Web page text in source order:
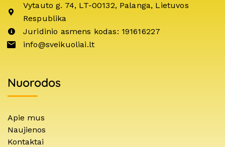
Vytauto g. 74, LT-00132, Palanga, Lietuvos
Respublika
Juridinio asmens kodas: 191616227
info@sveikuoliai.lt
Nuorodos
Apie mus
Naujienos
Kontaktai